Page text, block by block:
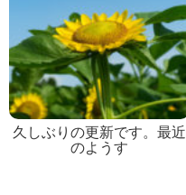
久しぶりの更新です。最近
のようす